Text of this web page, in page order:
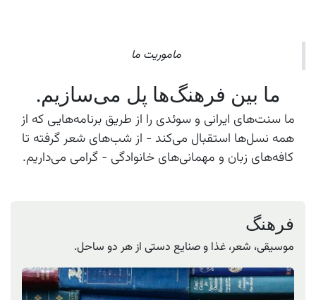
ماموریت ما
ما بین فرهنگ‌ها پل می‌سازیم.
ما سنت‌های ایرانی و سوئدی را از طریق برنامه‌هایی که از
همه نسل‌ها استقبال می‌کند - از شب‌های شعر گرفته تا
کافه‌های زبان و مهمانی‌های خانوادگی - گرامی می‌داریم.
فرهنگ
موسیقی، شعر، غذا و صنایع دستی از هر دو ساحل.